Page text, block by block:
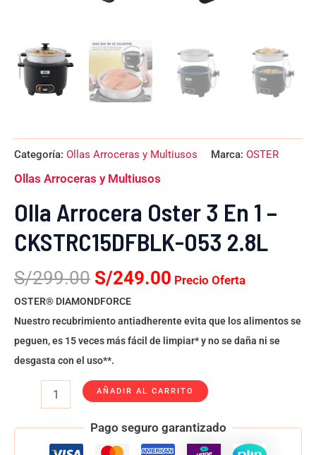
Categoría: Ollas Arroceras y Multiusos Marca: OSTER
Ollas Arroceras y Multiusos
Olla Arrocera Oster 3 En 1 –
CKSTRC15DFBLK-053 2.8L
S/299.00 S/249.00 Precio Oferta
OSTER® DIAMONDFORCE
Nuestro recubrimiento antiadherente evita que los alimentos se
peguen, es 15 veces más fácil de limpiar* y no se daña ni se
desgasta con el uso**.
AÑADIR AL CARRITO
Pago seguro garantizado